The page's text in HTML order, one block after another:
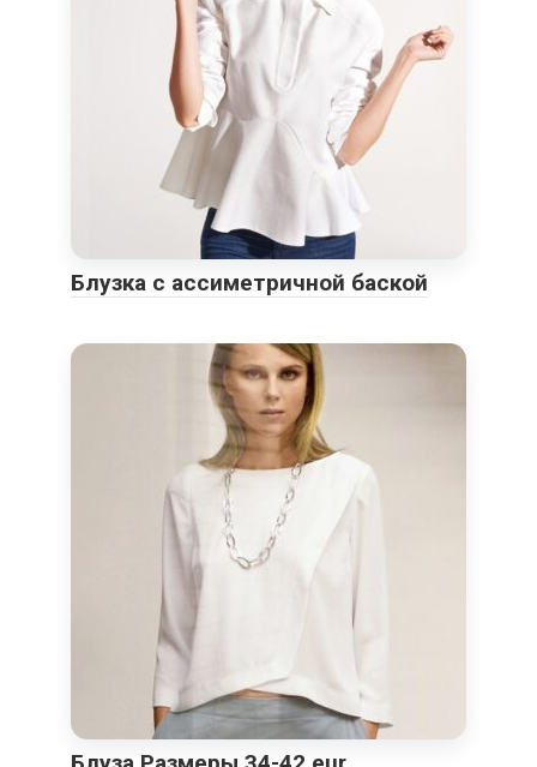
Блузка с ассиметричной баской